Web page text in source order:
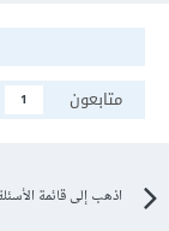
متابعون
1
اذهب إلى قائمة الأسئلة